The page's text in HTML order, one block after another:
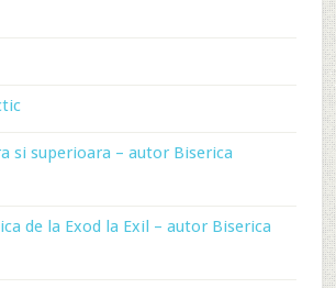
si superioara – autor Biserica
de la Exod la Exil – autor Biserica